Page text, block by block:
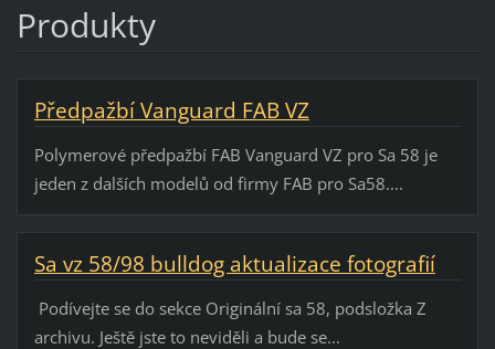
Produkty
Předpažbí Vanguard FAB VZ
Polymerové předpažbí FAB Vanguard VZ pro Sa 58 je
jeden z dalších modelů od firmy FAB pro Sa58....
Sa vz 58/98 bulldog aktualizace fotografií
Podívejte se do sekce Originální sa 58, podsložka Z
archivu. Ještě jste to neviděli a bude se...